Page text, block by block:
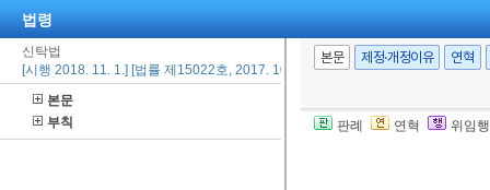
법령
신탁법
[시행 2018. 11. 1.] [법률 제15022호, 2017. 10. 31., 타법개정]
본문
부칙
본문 제정·개정이유 연혁
판례 연혁 위임
② 제1항의 경
다만, 보존행
④ 수탁자가 여